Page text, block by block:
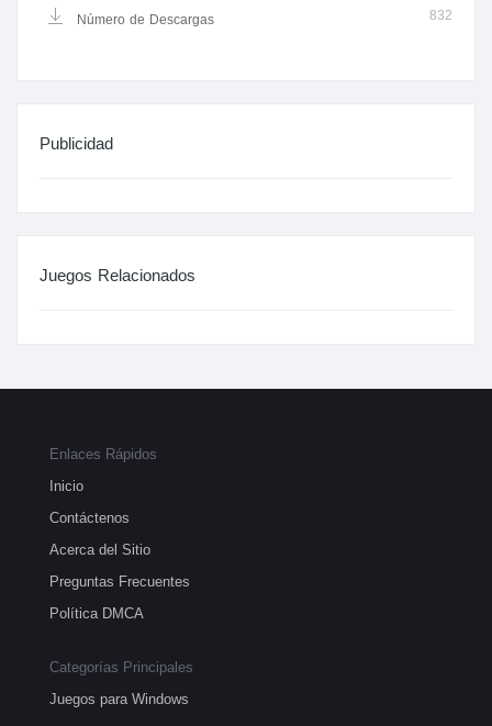
Número de Descargas 832
Publicidad
Juegos Relacionados
Enlaces Rápidos
Inicio
Contáctenos
Acerca del Sitio
Preguntas Frecuentes
Política DMCA
Categorías Principales
Juegos para Windows